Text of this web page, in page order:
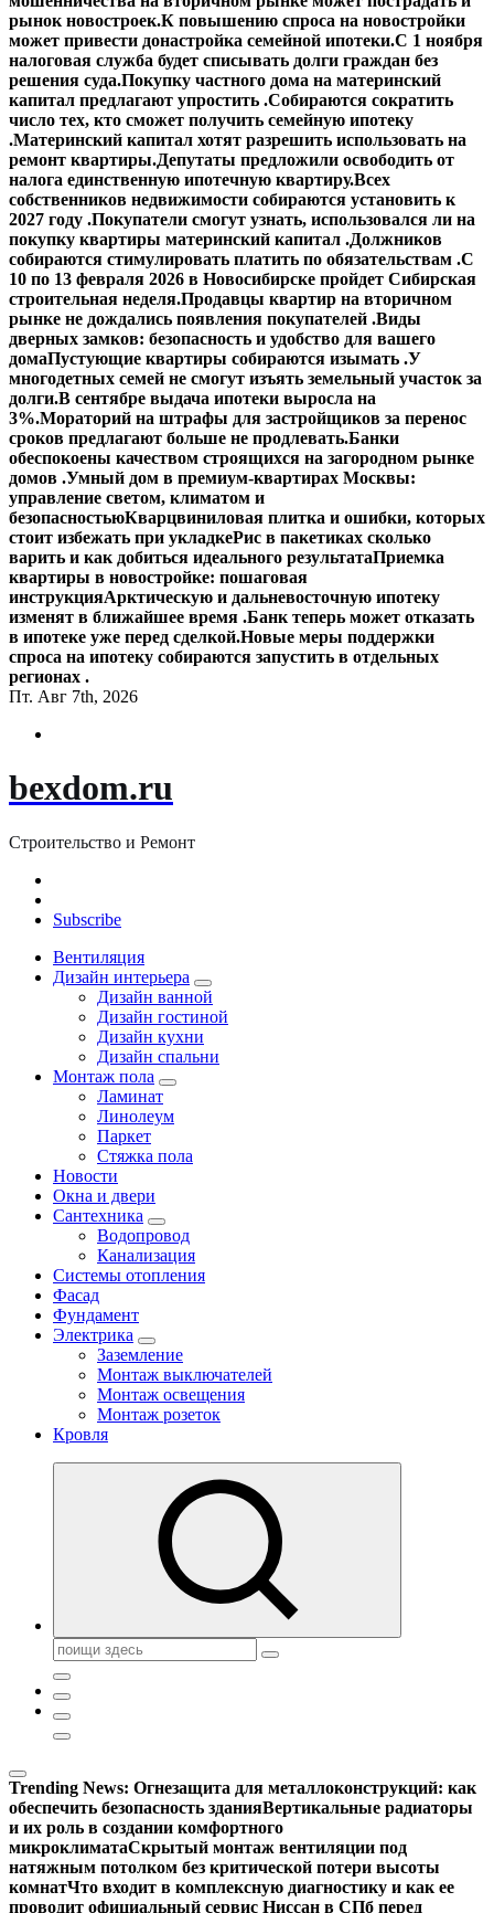
рынок новостроек.К повышению спроса на новостройки
может привести донастройка семейной ипотеки.С 1 ноября
налоговая служба будет списывать долги граждан без
решения суда.Покупку частного дома на материнский
капитал предлагают упростить .Собираются сократить
число тех, кто сможет получить семейную ипотеку
.Материнский капитал хотят разрешить использовать на
ремонт квартиры.Депутаты предложили освободить от
налога единственную ипотечную квартиру.Всех
собственников недвижимости собираются установить к
2027 году .Покупатели смогут узнать, использовался ли на
покупку квартиры материнский капитал .Должников
собираются стимулировать платить по обязательствам .С
10 по 13 февраля 2026 в Новосибирске пройдет Сибирская
строительная неделя.Продавцы квартир на вторичном
рынке не дождались появления покупателей .Виды
дверных замков: безопасность и удобство для вашего
домаПустующие квартиры собираются изымать .У
многодетных семей не смогут изъять земельный участок за
долги.В сентябре выдача ипотеки выросла на
3%.Мораторий на штрафы для застройщиков за перенос
сроков предлагают больше не продлевать.Банки
обеспокоены качеством строящихся на загородном рынке
домов .Умный дом в премиум-квартирах Москвы:
управление светом, климатом и
безопасностьюКварцвиниловая плитка и ошибки, которых
стоит избежать при укладкеРис в пакетиках сколько
варить и как добиться идеального результатаПриемка
квартиры в новостройке: пошаговая
инструкцияАрктическую и дальневосточную ипотеку
изменят в ближайшее время .Банк теперь может отказать
в ипотеке уже перед сделкой.Новые меры поддержки
спроса на ипотеку собираются запустить в отдельных
регионах .
Пт. Авг 7th, 2026
bexdom.ru
Строительство и Ремонт
Subscribe
Вентиляция
Дизайн интерьера
Дизайн ванной
Дизайн гостиной
Дизайн кухни
Дизайн спальни
Монтаж пола
Ламинат
Линолеум
Паркет
Стяжка пола
Новости
Окна и двери
Сантехника
Водопровод
Канализация
Системы отопления
Фасад
Фундамент
Электрика
Заземление
Монтаж выключателей
Монтаж освещения
Монтаж розеток
Кровля
Поиск:
Trending News: Огнезащита для металлоконструкций: как
обеспечить безопасность зданияВертикальные радиаторы
и их роль в создании комфортного
микроклиматаСкрытый монтаж вентиляции под
натяжным потолком без критической потери высоты
комнатЧто входит в комплексную диагностику и как ее
проводит официальный сервис Ниссан в СПб перед